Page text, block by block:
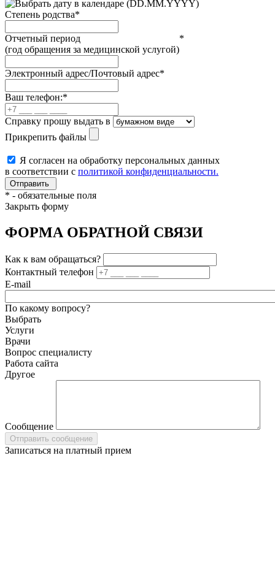
(DD.MM.YYYY)
Степень родства*
Отчетный период
(год обращения за медицинской услугой)
*
Электронный адрес/Почтовый адрес*
Ваш телефон:*
Справку прошу выдать в
Прикрепить файлы
Я согласен на обработку персональных данных
в соответствии с политикой конфиденциальности.
* - обязательные поля
Закрыть форму
ФОРМА ОБРАТНОЙ СВЯЗИ
Как к вам обращаться?
Контактный телефон
E-mail
По какому вопросу?
Выбрать
Услуги
Врачи
Вопрос специалисту
Работа сайта
Другое
Сообщение
Записаться на платный прием